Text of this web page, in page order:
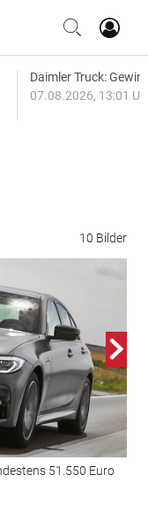
Daimler Truck:
07.08.2026, 13:01
10 Bilder
51.550 Euro